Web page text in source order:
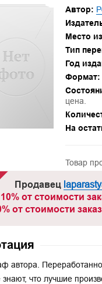
Автор:
Место
Тип
Год
Формат:
цена.
На
Товар
Продавец
10% от стоимости
от стоимости
автора.
знают, что лучшие